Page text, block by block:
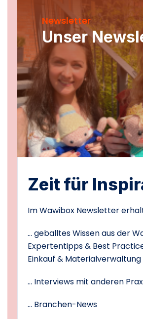
Newsletter
Unser
Zeit für
Im Wawibox Newsletter
... geballtes Wissen aus der
Expertentipps & Best
Einkauf & Materialverwaltung
... Interviews mit anderen
... Branchen-News